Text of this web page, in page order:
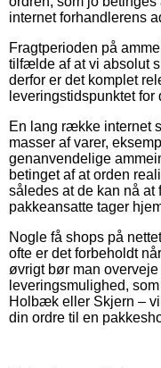
internet forhandlerens
Fragtperioden på
tilfælde af at vi absolut
derfor er det komplet
leveringstidspunktet for
En lang række internet
masser af varer,
genanvendelige
betinget af at orden
således at de kan nå at
pakkeansatte tager
Nogle få shops på
ofte er det forbeholdt
øvrigt bør man
leveringsmulighed,
Holbæk eller Skjern –
din ordre til en